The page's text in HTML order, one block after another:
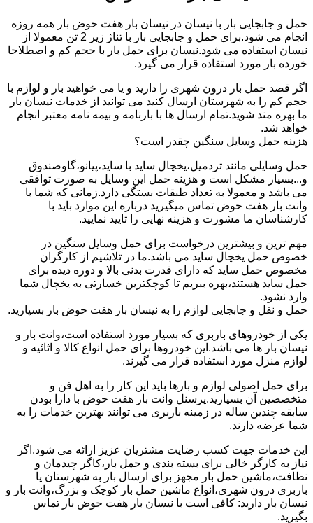
حمل و جابجایی بار با نیسان در نیسان بار هفت حوض بار همه روزه
انجام می شود.برای حمل و جابجایی بار با تناژ زیر 2 تن معمولا از
نیسان استفاده می شود.نیسان برای حمل بار با حجم کم و اصطلاحا
خورده بار مورد استفاده قرار می گیرد.
اگر قصد حمل بار درون شهری را دارید و یا می خواهید بار و لوازم با
حجم کم را به شهرستان ارسال کنید می توانید از خدمات نیسان بار
ما بهره مند شوید.تمام ارسال ها با بارنامه و بیمه نامه معتبر انجام
خواهد شد.
هزینه حمل وسایل سنگین چقدر است؟
حمل وسایلی مانند تردمیل،یخچال ساید با ساید،پیانو،گاوصندوق
و...بسیار مشکل است و هزینه حمل این وسایل به صورت توافقی
می باشد و معمولا به تعداد طبقات بستگی دارد.زمانی که شما با
وانت بار هفت حوض تماس میگیرید درباره این موارد باید با
کارشناسان ما مشورت و هزینه نهایی را تایید نمایید.
مهم ترین و بیشترین درخواست برای حمل وسایل سنگین در
خصوص حمل یخچال ساید می باشد.ما در تلاشیم از کارگران
مخصوص حمل ساید که دارای قدرت بدنی بالا و دوره دیده برای
حمل ساید هستند،بهره ببریم تا کوچکترین خسارتی به یخچال شما
وارد نشود.
حمل و نقل و جابجایی لوازم را به نیسان بار هفت حوض بار بسپارید.
یکی از خودروهای باربری که بسیار مورد استفاده است،وانت بار و
نیسان بار ها می باشد.این خودروها برای حمل انواع کالا و اثاثیه و
لوازم منزل مورد استفاده قرار می گیرند.
برای حمل اصولی لوازم و بارها باید این کار را به اهل فن و
متخصصین آن بسپارید.پرسنل وانت بار هفت حوض با دارا بودن
سابقه چندین ساله در زمینه باربری می توانند بهترین خدمات را به
شما عرضه دارند.
این خدمات جهت کسب رضایت مشتریان عزیز ارائه می شود.اگر
نیاز به کارگر خالی برای بسته بندی و حمل بار،کاگر چیدمان و
نظافت،ماشین حمل بار مجهز برای ارسال بار به شهرستان یا
باربری درون شهری،انواع ماشین حمل بار کوچک و بزرگ،وانت بار و
نیسان بار دارید: کافی است با نیسان بار هفت حوض بار تماس
بگیرید.